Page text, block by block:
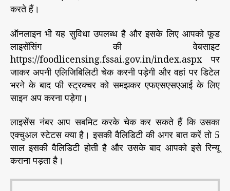
करते हैं।
ऑनलाइन भी यह सुविधा उपलब्ध है और इसके लिए आपको फूड
लाइसेंसिंग की वेबसाइट
https://foodlicensing.fssai.gov.in/index.aspx पर
जाकर अपनी एलिजिबिलिटी चेक करनी पड़ेगी और वहां पर डिटेल
भरने के बाद फी स्ट्रक्चर को समझकर एफएसएसएआई के लिए
साइन अप करना पड़ेगा।
लाइसेंस नंबर आप सबमिट करके चेक कर सकते हैं कि उसका
एक्चुअल स्टेटस क्या है। इसकी वैलिडिटी की अगर बात करें तो 5
साल इसकी वैलिडिटी होती है और उसके बाद आपको इसे रिन्यू
कराना पड़ता है।